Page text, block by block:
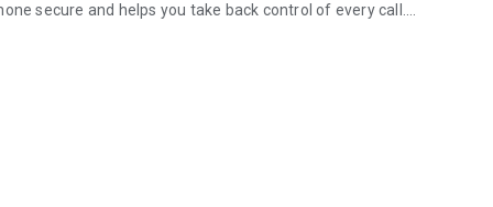
secure and helps you take back control of every call.